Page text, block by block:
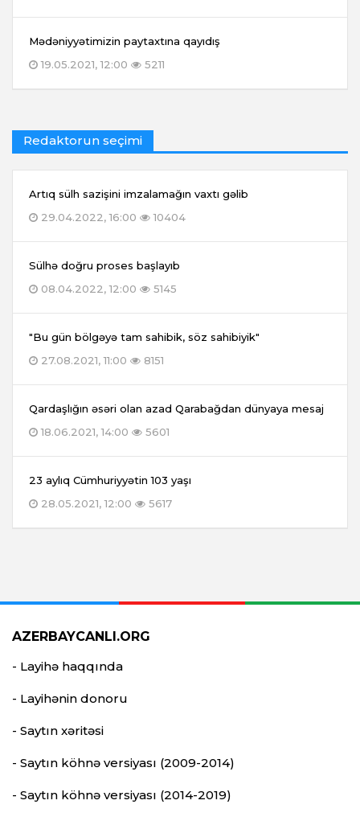
Mədəniyyətimizin paytaxtına qayıdış
19.05.2021, 12:00
5211
Redaktorun seçimi
Artıq sülh sazişini imzalamağın vaxtı gəlib
29.04.2022, 16:00
10404
Sülhə doğru proses başlayıb
08.04.2022, 12:00
5145
"Bu gün bölgəyə tam sahibik, söz sahibiyik"
27.08.2021, 11:00
8151
Qardaşlığın əsəri olan azad Qarabağdan dünyaya mesaj
18.06.2021, 14:00
5601
23 aylıq Cümhuriyyətin 103 yaşı
28.05.2021, 12:00
5617
AZERBAYCANLI.ORG
- Layihə haqqında
- Layihənin donoru
- Saytın xəritəsi
- Saytın köhnə versiyası (2009-2014)
- Saytın köhnə versiyası (2014-2019)